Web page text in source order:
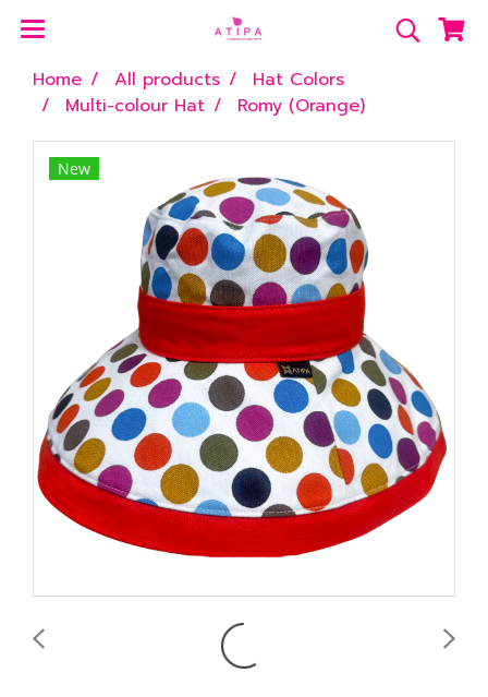
Home All products
Hat Colors
Multi-colour Hat
Romy (Orange)
New